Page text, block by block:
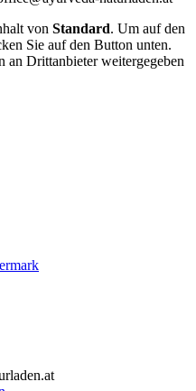
von Standard. Um auf den
Sie auf den Button unten.
an Drittanbieter weitergegeben